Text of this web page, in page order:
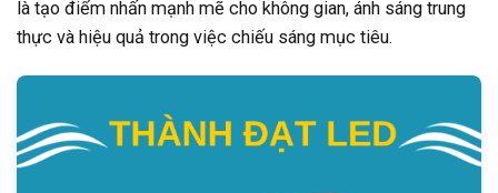
là tạo điểm nhấn mạnh mẽ cho không gian, ánh sáng trung
thực và hiệu quả trong việc chiếu sáng mục tiêu.